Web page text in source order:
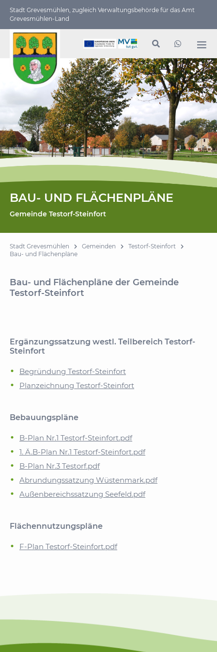
Stadt Grevesmühlen, zugleich Verwaltungs­behörde für das Amt
Grevesmühlen-Land
BAU- UND FLÄCHENPLÄNE
Gemeinde Testorf-Steinfort
Stadt Grevesmühlen Gemeinden
Testorf-Steinfort
Bau- und Flächenpläne
Bau- und Flächenpläne der Gemeinde
Testorf-Steinfort
Ergänzungssatzung westl. Teilbereich Testorf-
Steinfort
Begründung Testorf-Steinfort
Planzeichnung Testorf-Steinfort
Bebauungspläne
B-Plan Nr.1 Testorf-Steinfort.pdf
1. Ä.B-Plan Nr.1 Testorf-Steinfort.pdf
B-Plan Nr.3 Testorf.pdf
Abrundungssatzung Wüstenmark.pdf
Außenbereichssatzung Seefeld.pdf
Flächennutzungspläne
F-Plan Testorf-Steinfort.pdf